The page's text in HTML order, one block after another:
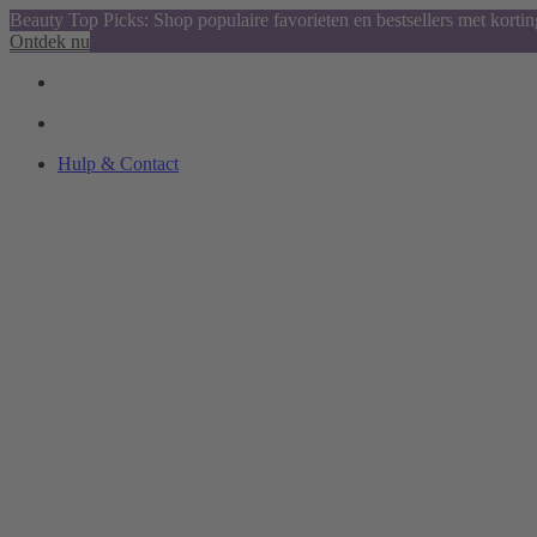
Beauty Top Picks: Shop populaire favorieten en bestsellers met
Ontdek nu
Hulp & Contact